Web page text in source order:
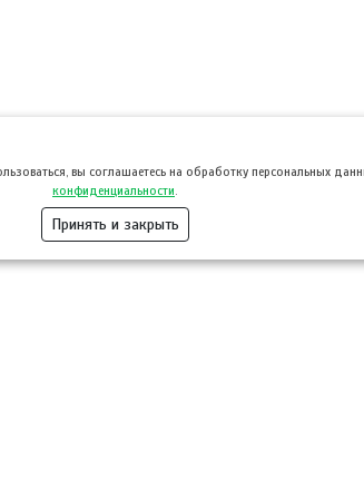
вы соглашаетесь на обработку персональных
конфиденциальности
Принять и закрыть